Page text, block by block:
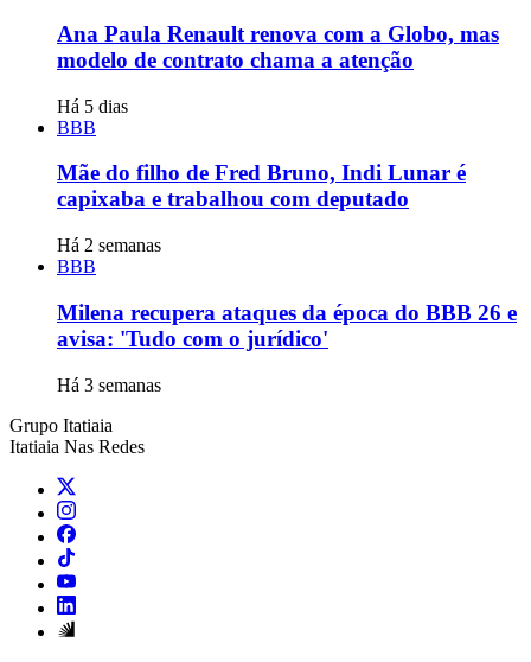
Ana Paula Renault renova com a Globo, mas
modelo de contrato chama a atenção
Há 5 dias
BBB
Mãe do filho de Fred Bruno, Indi Lunar é
capixaba e trabalhou com deputado
Há 2 semanas
BBB
Milena recupera ataques da época do BBB 26 e
avisa: 'Tudo com o jurídico'
Há 3 semanas
Grupo Itatiaia
Itatiaia Nas Redes